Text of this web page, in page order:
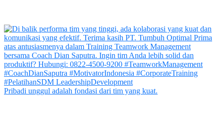
Pribadi unggul adalah fondasi dari tim yang kuat.